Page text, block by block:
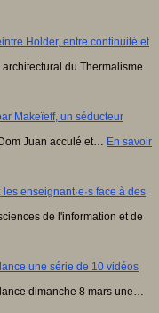
Holder, entre continuité et
du Thermalisme
Makeïeff, un séducteur
Juan acculé et… En savoir
enseignant·e·s face à des
de l'information et de
une série de 10 vidéos
dimanche 8 mars une…